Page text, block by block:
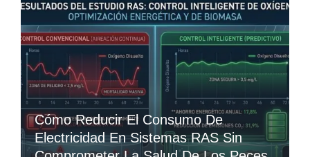
Cómo Reducir El Consumo De
Electricidad En Sistemas RAS Sin